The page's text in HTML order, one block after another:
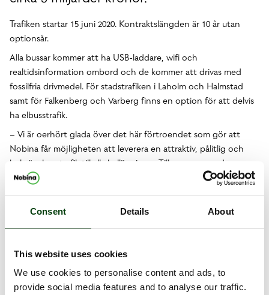
Consent Details About
This website uses cookies
We use cookies to personalise content and ads, to
provide social media features and to analyse our traffic.
Trafiken startar 15 juni 2020. Kontraktslängden är 10 år utan
optionsår.
Alla bussar kommer att ha USB-laddare, wifi och
realtidsinformation ombord och de kommer att drivas med
fossilfria drivmedel. För stadstrafiken i Laholm och Halmstad
samt för Falkenberg och Varberg finns en option för att delvis
ha elbusstrafik.
– Vi är oerhört glada över det här förtroendet som gör att
Nobina får möjligheten att leverera en attraktiv, pålitlig och
bekväm busstrafik till alla hallänningar. Tillsammans med
Hallandstrafiken ska vi arbeta hårt för att ännu fler ska välja
kollektivtrafiken, säger Henrik Dagnäs, vd för Nobina Sverige.
Tilldelningsbeslutet kan överklagas till och med 20 maj 2019.
Informationen är sådan som Nobina AB (publ) är skyldigt att
Informationen lämnades, genom nedanstående
kontaktpersons försorg, för offentliggörande den 10 maj 2019,
kl. 15:50.